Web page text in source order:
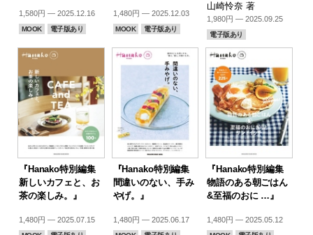
1,580円 — 2025.12.16
MOOK 電子版あり
1,480円 — 2025.12.03
MOOK 電子版あり
山崎怜奈 著
1,980円 — 2025.09.25
電子版あり
『Hanako特別編集
新しいカフェと、お
茶の楽しみ。』
1,480円 — 2025.07.15
『Hanako特別編集
間違いのない、手み
やげ。』
1,480円 — 2025.06.17
『Hanako特別編集
物語のある朝ごはん
&至福のおに …』
1,480円 — 2025.05.12